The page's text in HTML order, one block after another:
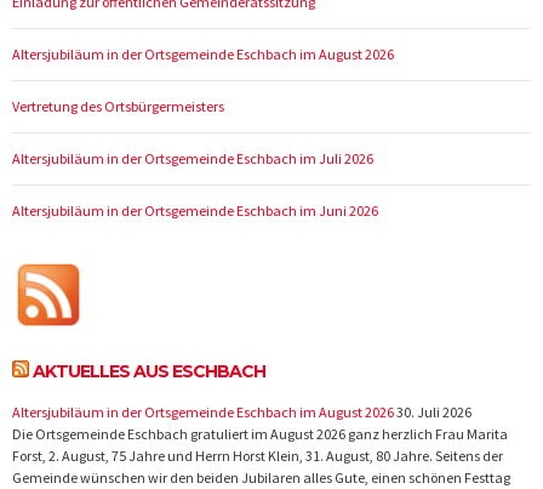
Altersjubiläum in der Ortsgemeinde Eschbach im August 2026
Vertretung des Ortsbürgermeisters
Altersjubiläum in der Ortsgemeinde Eschbach im Juli 2026
Altersjubiläum in der Ortsgemeinde Eschbach im Juni 2026
AKTUELLES AUS ESCHBACH
Altersjubiläum in der Ortsgemeinde Eschbach im August 202630. Juli 2026
Die Ortsgemeinde Eschbach gratuliert im August 2026 ganz herzlich Frau Marita
Forst, 2. August, 75 Jahre und Herrn Horst Klein, 31. August, 80 Jahre. Seitens der
Gemeinde wünschen wir den beiden Jubilaren alles Gute, einen schönen Festtag